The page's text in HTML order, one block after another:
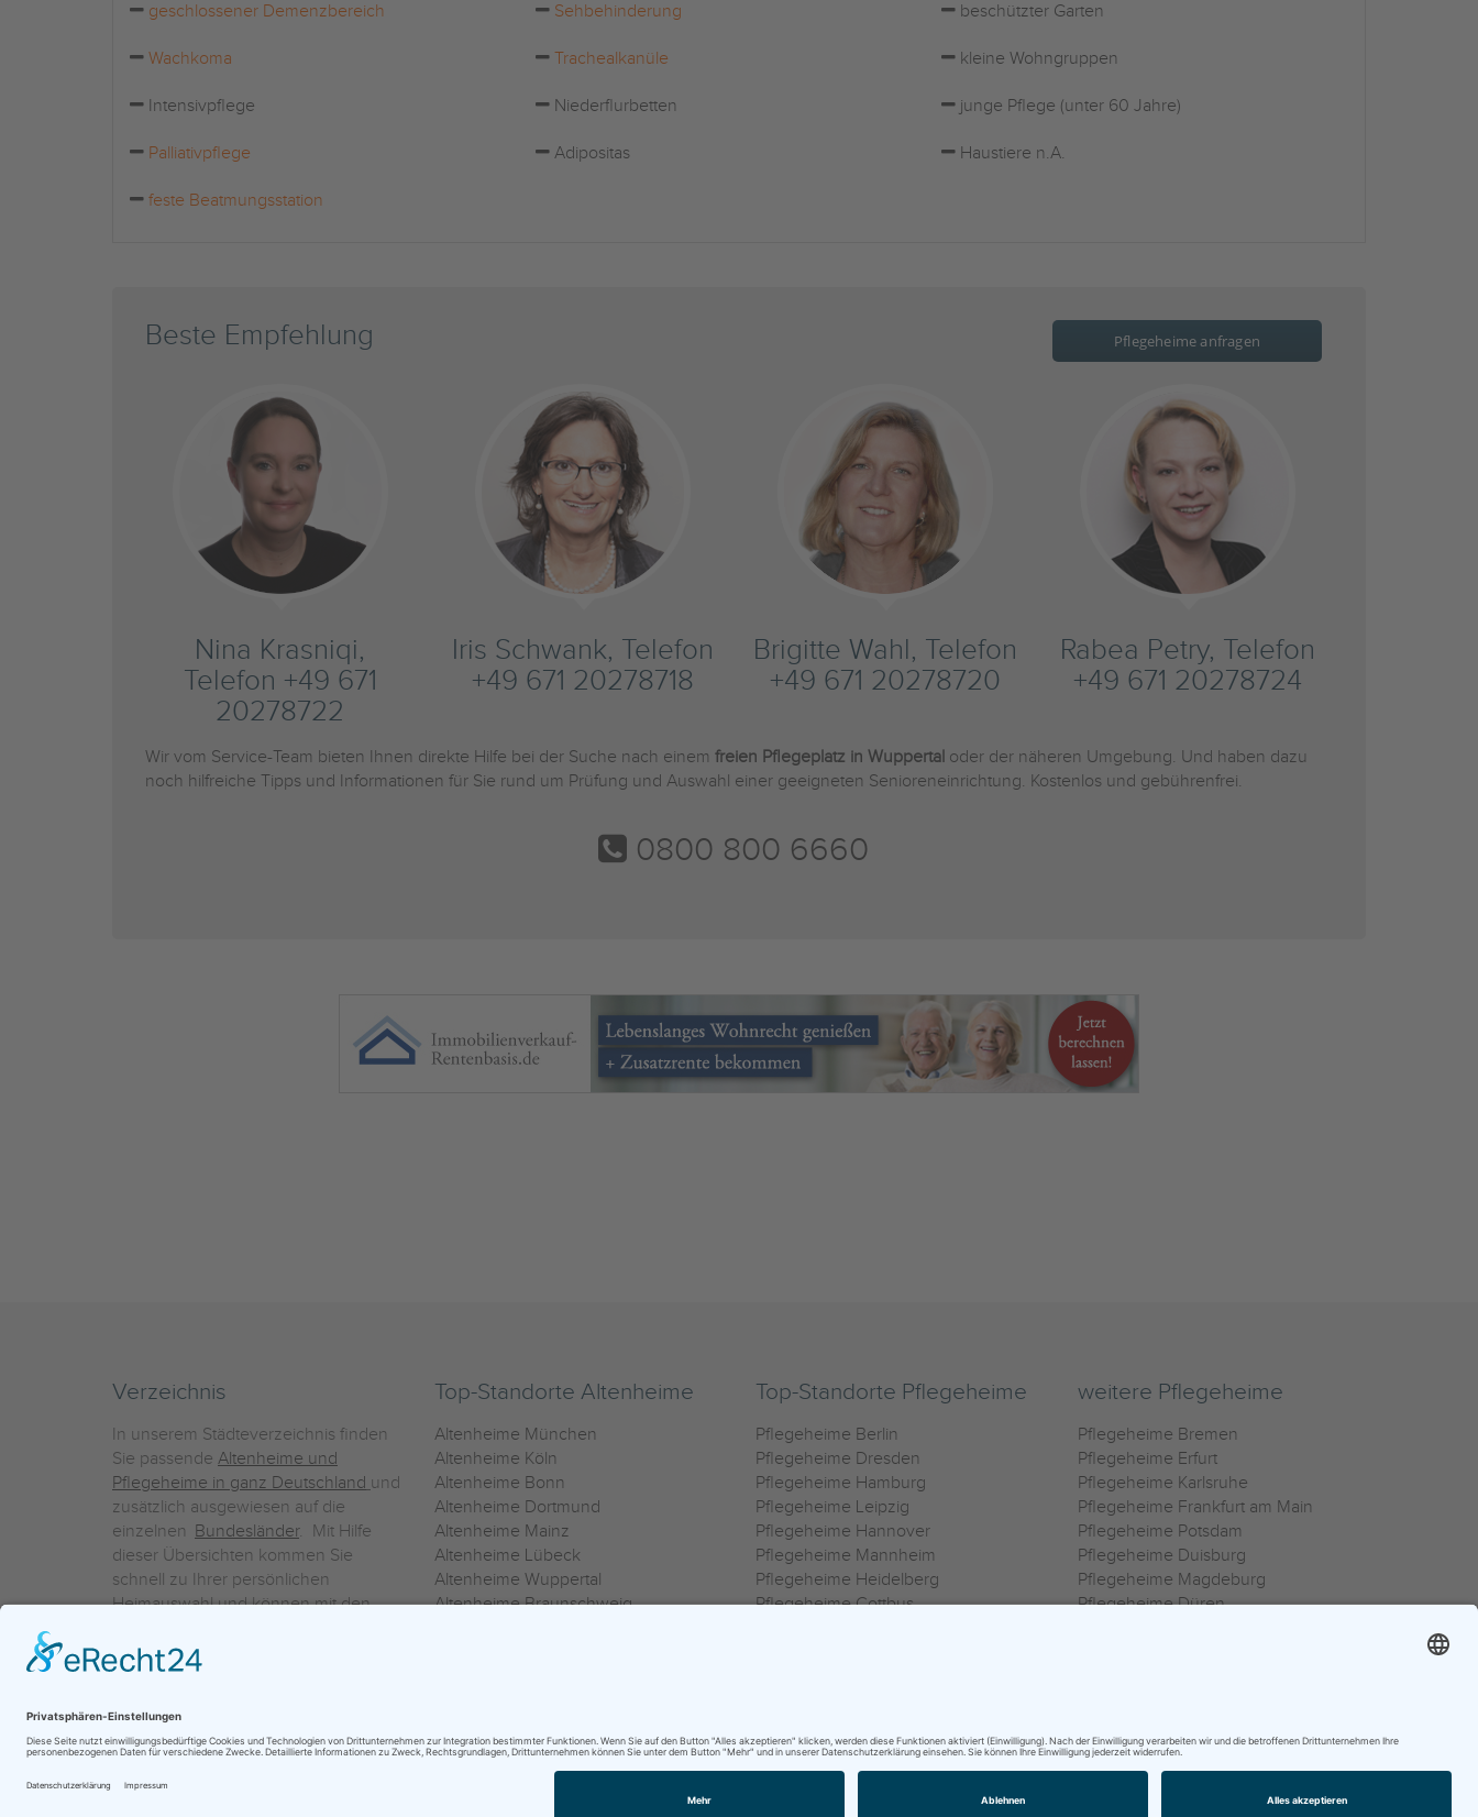
geschlossener Demenzbereich Sehbehinderung beschützter Garten
Wachkoma Trachealkanüle kleine Wohngruppen
Intensivpflege Niederflurbetten junge Pflege (unter 60 Jahre)
Palliativpflege Adipositas Haustiere n.A.
feste Beatmungsstation
Beste Empfehlung Pflegeheime anfragen
Nina Krasniqi,
Telefon +49 671
20278722
Iris Schwank, Telefon
+49 671 20278718
Brigitte Wahl, Telefon
+49 671 20278720
Rabea Petry, Telefon
+49 671 20278724
Wir vom Service-Team bieten Ihnen direkte Hilfe bei der Suche nach einem freien Pflegeplatz in Wuppertal oder der näheren Umgebung. Und haben dazu
noch hilfreiche Tipps und Informationen für Sie rund um Prüfung und Auswahl einer geeigneten Senioreneinrichtung. Kostenlos und gebührenfrei.
0800 800 6660
Verzeichnis
In unserem Städteverzeichnis finden
Sie passende Altenheime und
Pflegeheime in ganz Deutschland und
zusätzlich ausgewiesen auf die
einzelnen Bundesländer. Mit Hilfe
dieser Übersichten kommen Sie
schnell zu Ihrer persönlichen
Heimauswahl und können mit den
einzelnen Häuser Leistungsvergleiche
vornehmen.
Top-Standorte Altenheime
Altenheime München
Altenheime Köln
Altenheime Bonn
Altenheime Dortmund
Altenheime Mainz
Altenheime Lübeck
Altenheime Wuppertal
Altenheime Braunschweig
Top-Standorte Pflegeheime
Pflegeheime Berlin
Pflegeheime Dresden
Pflegeheime Hamburg
Pflegeheime Leipzig
Pflegeheime Hannover
Pflegeheime Mannheim
Pflegeheime Heidelberg
Pflegeheime Cottbus
weitere Pflegeheime
Pflegeheime Bremen
Pflegeheime Erfurt
Pflegeheime Karlsruhe
Pflegeheime Frankfurt am Main
Pflegeheime Potsdam
Pflegeheime Duisburg
Pflegeheime Magdeburg
Pflegeheime Düren
0800 800 666 0